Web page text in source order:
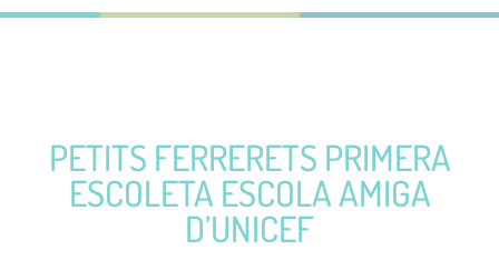
PETITS FERRERETS PRIMERA
ESCOLETA ESCOLA AMIGA
D’UNICEF